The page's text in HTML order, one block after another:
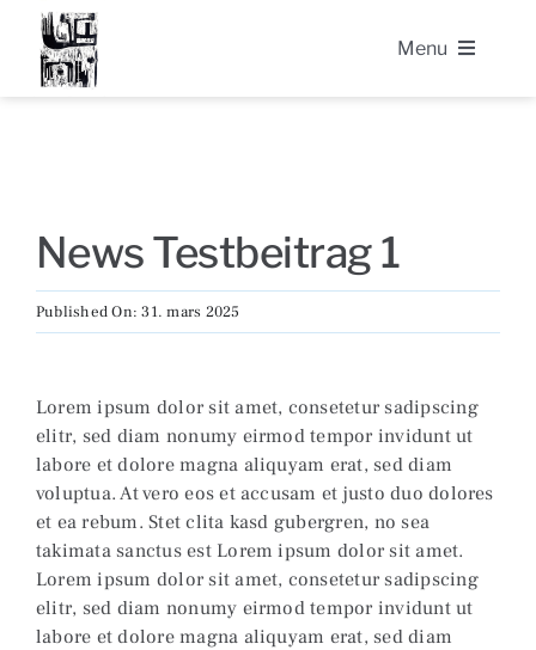
content
Menu
Catalogue raisonné
Contact
News Testbeitrag 1
Published On: 31. mars 2025
Lorem ipsum dolor sit amet, consetetur sadipscing
elitr, sed diam nonumy eirmod tempor invidunt ut
labore et dolore magna aliquyam erat, sed diam
voluptua. At vero eos et accusam et justo duo dolores
et ea rebum. Stet clita kasd gubergren, no sea
takimata sanctus est Lorem ipsum dolor sit amet.
Lorem ipsum dolor sit amet, consetetur sadipscing
elitr, sed diam nonumy eirmod tempor invidunt ut
labore et dolore magna aliquyam erat, sed diam